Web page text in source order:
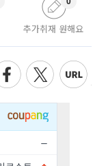
추가취재 원해요